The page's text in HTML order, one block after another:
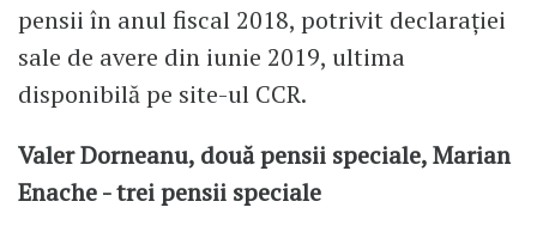
pensii în anul fiscal 2018, potrivit declarației
sale de avere din iunie 2019, ultima
disponibilă pe site-ul CCR.
Valer Dorneanu, două pensii speciale, Marian
Enache - trei pensii speciale